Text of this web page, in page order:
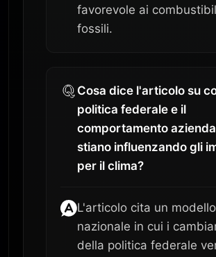
favorevole ai
fossili.
Cosa dice l'articolo su
politica federale e il
comportamento
stiano influenzando gli
per il clima?
L'articolo cita un modello
nazionale in cui i
della politica federale